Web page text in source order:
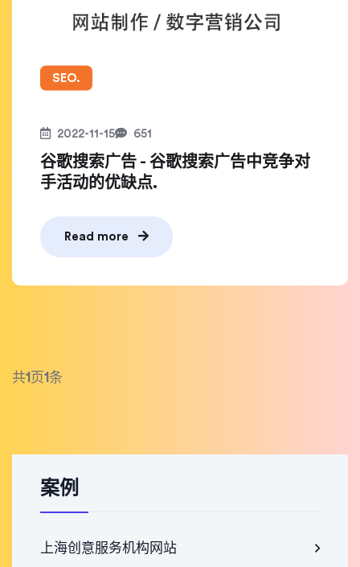
SEO.
2022-11-15 651
谷歌搜索广告 - 谷歌搜索广告中竞争对
手活动的优缺点.
Read more
共1 页1条
案例
上海创意服务机构网站